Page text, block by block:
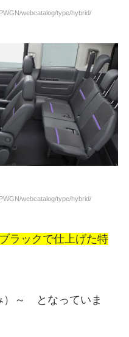
webcatalog/type/hybrid/
webcatalog/type/hybrid/
ラックで仕上げた特
～ となっていま